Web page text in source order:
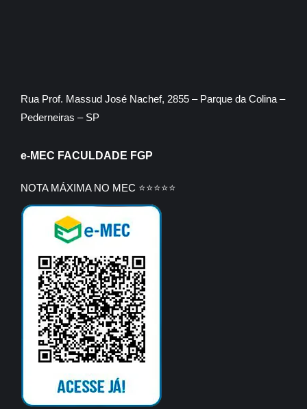
Rua Prof. Massud José Nachef, 2855 – Parque da Colina –
Pederneiras – SP
e-MEC FACULDADE FGP
NOTA MÁXIMA NO MEC ⭐⭐⭐⭐⭐